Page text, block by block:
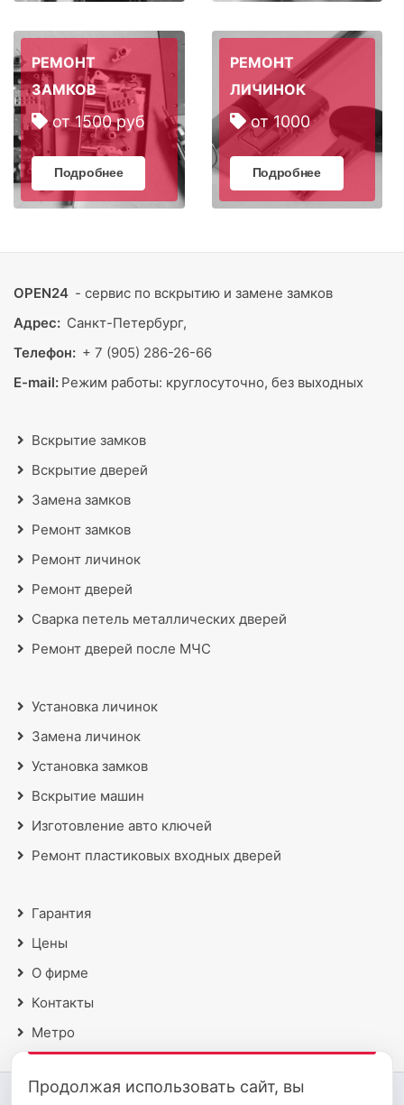
РЕМОНТ
ЗАМКОВ
от 1500 руб
Подробнее
РЕМОНТ
ЛИЧИНОК
от 1000
Подробнее
OPEN24 - сервис по вскрытию и замене замков
Адрес: Санкт-Петербург,
Телефон: + 7 (905) 286-26-66
E-mail: Режим работы: круглосуточно, без выходных
Вскрытие замков
Вскрытие дверей
Замена замков
Ремонт замков
Ремонт личинок
Ремонт дверей
Сварка петель металлических дверей
Ремонт дверей после МЧС
Установка личинок
Замена личинок
Установка замков
Вскрытие машин
Изготовление авто ключей
Ремонт пластиковых входных дверей
Гарантия
Цены
О фирме
Контакты
Метро
Продолжая использовать сайт, вы